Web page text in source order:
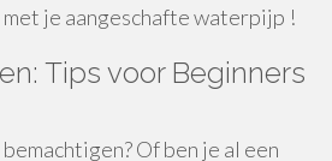
met je aangeschafte waterpijp !
Tips voor Beginners
Of ben je al een